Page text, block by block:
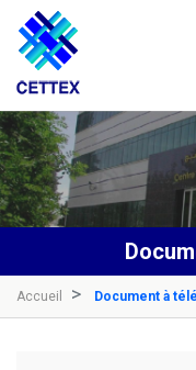
Accueil Document à